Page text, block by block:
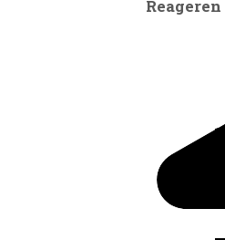
Reageren